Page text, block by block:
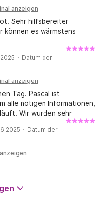
anzeigen
Sehr hilfsbereiter
können es wärmstens
· Datum der
anzeigen
Tag. Pascal ist
alle nötigen Informationen,
Wir wurden sehr
diese Unterkunft
· Datum der